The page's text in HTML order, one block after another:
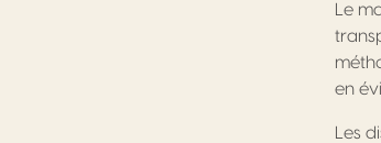
Le
en
Les